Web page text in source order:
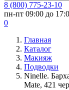
8 (800) 775-23-10
пн-пт 09:00 до
0
Главная
Каталог
Макияж
Подводки
Ninelle.
Mate, 421